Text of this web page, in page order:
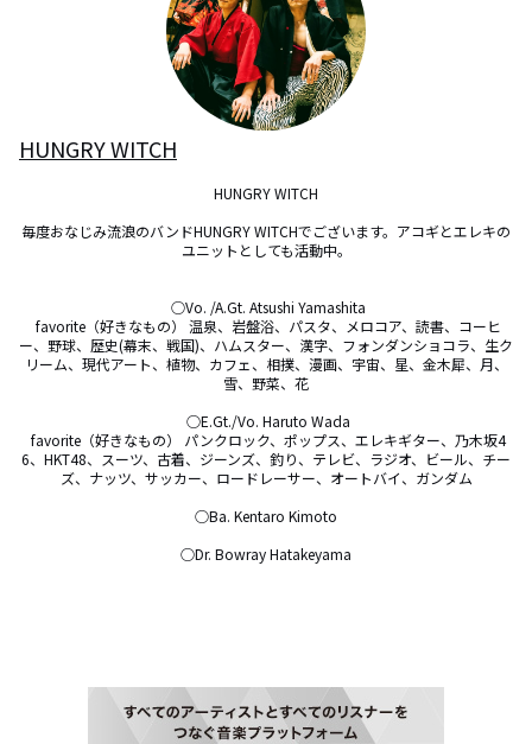
HUNGRY WITCH
HUNGRY WITCH
毎度おなじみ流浪のバンドHUNGRY WITCHでございます。アコギとエレキの
ユニットとしても活動中。
ー、野球、歴史(幕末、戦国)、ハムスター、漢字、フォンダンショコラ、生ク
リーム、現代アート、植物、カフェ、相撲、漫画、宇宙、星、金木犀、月、
雪、野菜、花
6、HKT48、スーツ、古着、ジーンズ、釣り、テレビ、ラジオ、ビール、チー
ズ、ナッツ、サッカー、ロードレーサー、オートバイ、ガンダム
○Ba. Kentaro Kimoto
○Dr. Bowray Hatakeyama